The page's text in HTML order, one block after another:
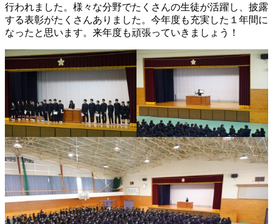
行われました。様々な分野でたくさんの生徒が活躍し、披露
する表彰がたくさんありました。今年度も充実した１年間に
なったと思います。来年度も頑張っていきましょう！